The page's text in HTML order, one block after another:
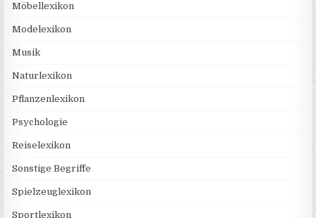
Möbellexikon
Modelexikon
Musik
Naturlexikon
Pflanzenlexikon
Psychologie
Reiselexikon
Sonstige Begriffe
Spielzeuglexikon
Sportlexikon